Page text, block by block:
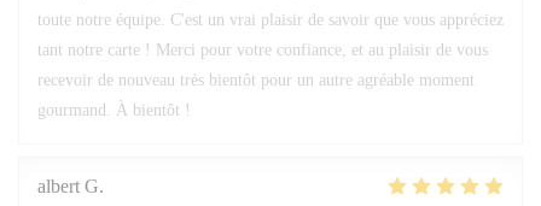
toute notre équipe. C'est un vrai plaisir de savoir que vous appréciez
tant notre carte ! Merci pour votre confiance, et au plaisir de vous
recevoir de nouveau très bientôt pour un autre agréable moment
gourmand. À bientôt !
albert G